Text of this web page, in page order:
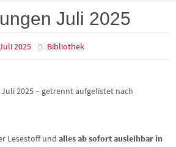
Juli 2025
2025 Bibliothek
2025 – getrennt aufgelistet nach
Lesestoff und alles ab sofortausleihbar in